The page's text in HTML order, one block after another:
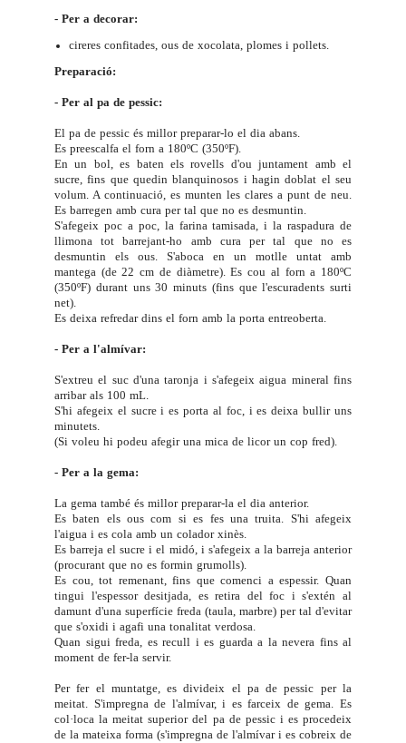
- Per a decorar:
cireres confitades, ous de xocolata, plomes i pollets.
Preparació:
- Per al pa de pessic:
El pa de pessic és millor preparar-lo el dia abans.
Es preescalfa el forn a 180ºC (350ºF).
En un bol, es baten els rovells d'ou juntament amb el
sucre, fins que quedin blanquinosos i hagin doblat el seu
volum. A continuació, es munten les clares a punt de neu.
Es barregen amb cura per tal que no es desmuntin.
S'afegeix poc a poc, la farina tamisada, i la raspadura de
llimona tot barrejant-ho amb cura per tal que no es
desmuntin els ous. S'aboca en un motlle untat amb
mantega (de 22 cm de diàmetre). Es cou al forn a 180ºC
(350ºF) durant uns 30 minuts (fins que l'escuradents surti
net).
Es deixa refredar dins el forn amb la porta entreoberta.
- Per a l'almívar:
S'extreu el suc d'una taronja i s'afegeix aigua mineral fins
arribar als 100 mL.
S'hi afegeix el sucre i es porta al foc, i es deixa bullir uns
minutets.
(Si voleu hi podeu afegir una mica de licor un cop fred).
- Per a la gema:
La gema també és millor preparar-la el dia anterior.
Es baten els ous com si es fes una truita. S'hi afegeix
l'aigua i es cola amb un colador xinès.
Es barreja el sucre i el midó, i s'afegeix a la barreja anterior
(procurant que no es formin grumolls).
Es cou, tot remenant, fins que comenci a espessir. Quan
tingui l'espessor desitjada, es retira del foc i s'extén al
damunt d'una superfície freda (taula, marbre) per tal d'evitar
que s'oxidi i agafi una tonalitat verdosa.
Quan sigui freda, es recull i es guarda a la nevera fins al
moment de fer-la servir.
Per fer el muntatge, es divideix el pa de pessic per la
meitat. S'impregna de l'almívar, i es farceix de gema. Es
col·loca la meitat superior del pa de pessic i es procedeix
de la mateixa forma (s'impregna de l'almívar i es cobreix de